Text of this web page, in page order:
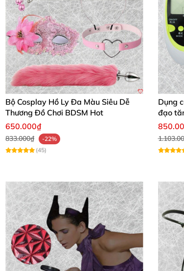
Bộ Cosplay Hồ Ly Đa Màu Siêu Dễ
Thương Đồ Chơi BDSM Hot
650.000₫
833.000₫
-22%
(45)
Dụng
đạo